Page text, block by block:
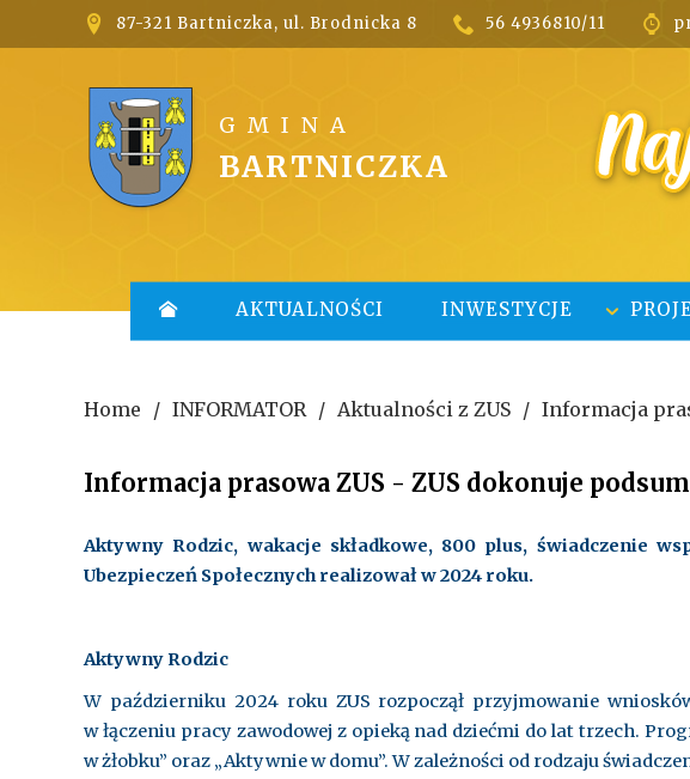
 87-321 Bartniczka, ul. Brodnicka 8  56 4936810/11 
GMINA
BARTNICZKA
 AKTUALNOŚCI INWESTYCJE
Home INFORMATOR Aktualności z ZUS Informacja
Informacja prasowa ZUS - ZUS dokonuje
Aktywny Rodzic, wakacje składkowe, 800 plus, świadczenie
Ubezpieczeń Społecznych realizował w 2024 roku.
Aktywny Rodzic
W październiku 2024 roku ZUS rozpoczął przyjmowanie
w łączeniu pracy zawodowej z opieką nad dziećmi do lat trzech.
w żłobku” oraz „Aktywnie w domu”. W zależności od rodzaju